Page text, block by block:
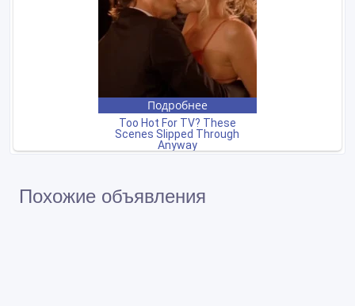
Похожие объявления